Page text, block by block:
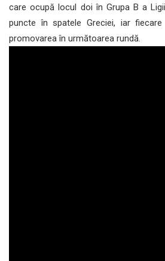
care ocupă locul doi în Grupa B a
puncte în spatele Greciei, iar
promovarea în următoarea rundă.